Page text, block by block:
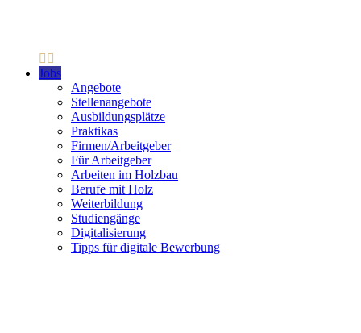
Jobs
Angebote
Stellenangebote
Ausbildungsplätze
Praktikas
Firmen/Arbeitgeber
Für Arbeitgeber
Arbeiten im Holzbau
Berufe mit Holz
Weiterbildung
Studiengänge
Digitalisierung
Tipps für digitale Bewerbung